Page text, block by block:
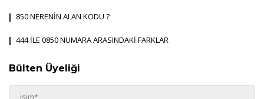
850 NERENİN ALAN KODU ?
444 İLE 0850 NUMARA ARASINDAKİ FARKLAR
Bülten Üyeliği